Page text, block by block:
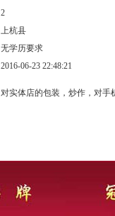
2
上杭县
无学历要求
2016-06-23 22:48:21
对实体店的包装，炒作，对手